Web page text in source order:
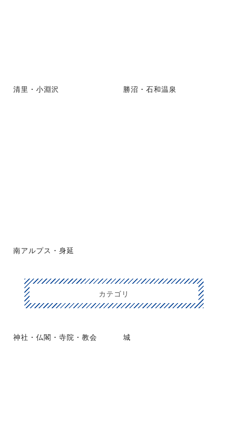
清里・小淵沢 勝沼・石和温泉
南アルプス・身延
カテゴリ
神社・仏閣・寺院・教会 城